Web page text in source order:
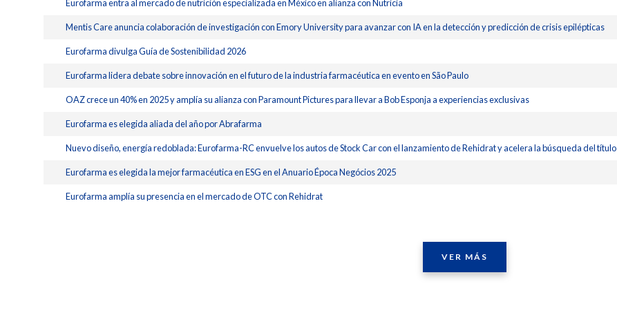
Eurofarma entra al mercado de nutrición especializada en México en alianza con Nutricia
Mentis Care anuncia colaboración de investigación con Emory University para avanzar con IA en la detección y predicción de crisis epilépticas
Eurofarma divulga Guía de Sostenibilidad 2026
Eurofarma lidera debate sobre innovación en el futuro de la industria farmacéutica en evento en São Paulo
OAZ crece un 40% en 2025 y amplía su alianza con Paramount Pictures para llevar a Bob Esponja a experiencias exclusivas
Eurofarma es elegida aliada del año por Abrafarma
Nuevo diseño, energía redoblada: Eurofarma-RC envuelve los autos de Stock Car con el lanzamiento de Rehidrat y acelera la búsqueda del título
Eurofarma es elegida la mejor farmacéutica en ESG en el Anuario Época Negócios 2025
Eurofarma amplía su presencia en el mercado de OTC con Rehidrat
VER MÁS